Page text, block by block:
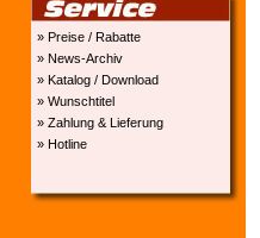
» Preise / Rabatte
» News-Archiv
» Katalog / Download
» Wunschtitel
» Zahlung & Lieferung
» Hotline